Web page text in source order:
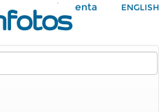
Mi Cuenta ENGLISH